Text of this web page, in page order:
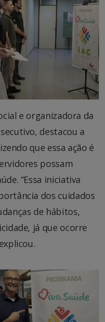
e organizadora da
destacou a
que essa ação é
possam
“Essa iniciativa
dos cuidados
de hábitos,
já que ocorre